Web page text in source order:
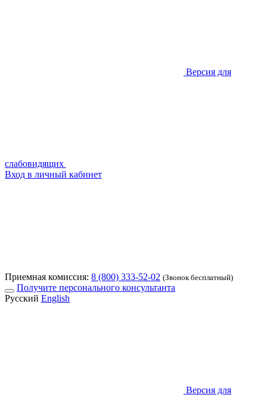
Версия для
слабовидящих
Вход в личный кабинет
Приемная комиссия: 8 (800) 333-52-02 (Звонок бесплатный)
Получите персонального консультанта
Русский English
Версия для